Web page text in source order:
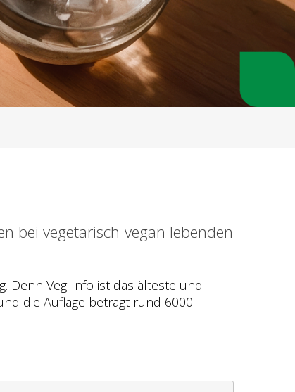
bei vegetarisch-vegan lebenden
Denn Veg-Info ist das älteste und
die Auflage beträgt rund 6000